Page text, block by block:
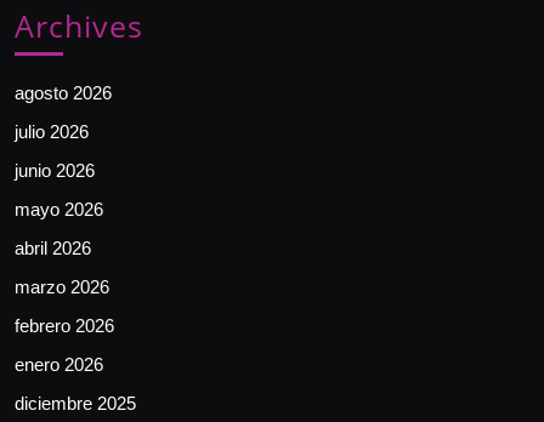
Archives
agosto 2026
julio 2026
junio 2026
mayo 2026
abril 2026
marzo 2026
febrero 2026
enero 2026
diciembre 2025